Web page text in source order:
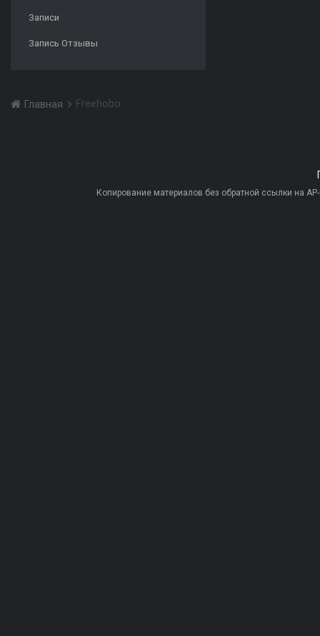
Записи
Запись Отзывы
Главная Freehobo
Копирование материалов без обратной ссылки на